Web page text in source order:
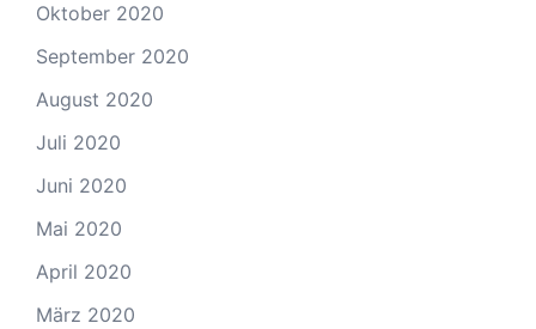
Oktober 2020
September 2020
August 2020
Juli 2020
Juni 2020
Mai 2020
April 2020
März 2020